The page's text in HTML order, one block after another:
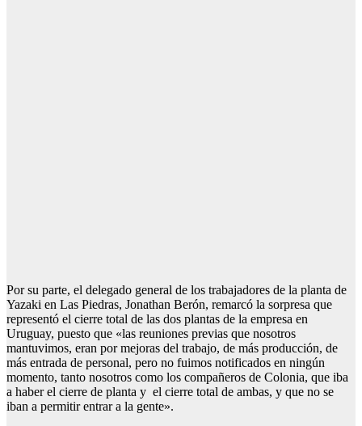
Por su parte, el delegado general de los trabajadores de la planta de
Yazaki en Las Piedras, Jonathan Berón, remarcó la sorpresa que
representó el cierre total de las dos plantas de la empresa en
Uruguay, puesto que «las reuniones previas que nosotros
mantuvimos, eran por mejoras del trabajo, de más producción, de
más entrada de personal, pero no fuimos notificados en ningún
momento, tanto nosotros como los compañeros de Colonia, que iba
a haber el cierre de planta y el cierre total de ambas, y que no se
iban a permitir entrar a la gente».